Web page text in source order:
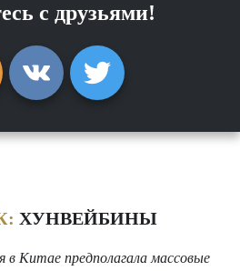
с друзьями!
ХУНВЕЙБИНЫ
в Китае предполагала массовые